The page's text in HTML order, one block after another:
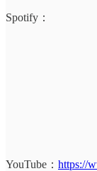
Spotify：
YouTube： https://